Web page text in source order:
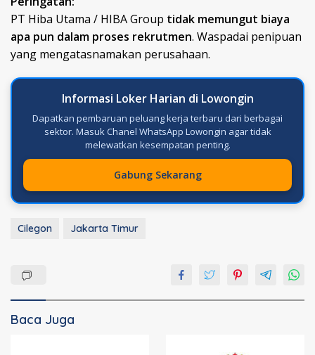
PT Hiba Utama / HIBA Group tidak memungut biaya
apa pun dalam proses rekrutmen. Waspadai penipuan
yang mengatasnamakan perusahaan.
Informasi Loker Harian di Lowongin
Dapatkan pembaruan peluang kerja terbaru dari berbagai
sektor. Masuk Chanel WhatsApp Lowongin agar tidak
melewatkan kesempatan penting.
Gabung Sekarang
Cilegon Jakarta Timur
Baca Juga